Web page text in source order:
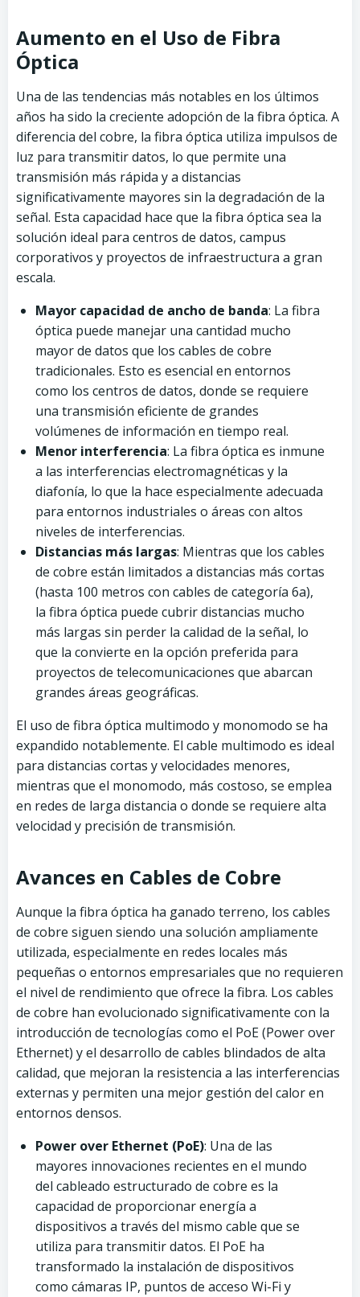
Aumento en el Uso de Fibra
Óptica
Una de las tendencias más notables en los últimos
años ha sido la creciente adopción de la fibra óptica. A
diferencia del cobre, la fibra óptica utiliza impulsos de
luz para transmitir datos, lo que permite una
transmisión más rápida y a distancias
significativamente mayores sin la degradación de la
señal. Esta capacidad hace que la fibra óptica sea la
solución ideal para centros de datos, campus
corporativos y proyectos de infraestructura a gran
escala.
Mayor capacidad de ancho de banda: La fibra
óptica puede manejar una cantidad mucho
mayor de datos que los cables de cobre
tradicionales. Esto es esencial en entornos
como los centros de datos, donde se requiere
una transmisión eficiente de grandes
volúmenes de información en tiempo real.
Menor interferencia: La fibra óptica es inmune
a las interferencias electromagnéticas y la
diafonía, lo que la hace especialmente adecuada
para entornos industriales o áreas con altos
niveles de interferencias.
Distancias más largas: Mientras que los cables
de cobre están limitados a distancias más cortas
(hasta 100 metros con cables de categoría 6a),
la fibra óptica puede cubrir distancias mucho
más largas sin perder la calidad de la señal, lo
que la convierte en la opción preferida para
proyectos de telecomunicaciones que abarcan
grandes áreas geográficas.
El uso de fibra óptica multimodo y monomodo se ha
expandido notablemente. El cable multimodo es ideal
para distancias cortas y velocidades menores,
mientras que el monomodo, más costoso, se emplea
en redes de larga distancia o donde se requiere alta
velocidad y precisión de transmisión.
Avances en Cables de Cobre
Aunque la fibra óptica ha ganado terreno, los cables
de cobre siguen siendo una solución ampliamente
utilizada, especialmente en redes locales más
pequeñas o entornos empresariales que no requieren
el nivel de rendimiento que ofrece la fibra. Los cables
de cobre han evolucionado significativamente con la
introducción de tecnologías como el PoE (Power over
Ethernet) y el desarrollo de cables blindados de alta
calidad, que mejoran la resistencia a las interferencias
externas y permiten una mejor gestión del calor en
entornos densos.
Power over Ethernet (PoE): Una de las
mayores innovaciones recientes en el mundo
del cableado estructurado de cobre es la
capacidad de proporcionar energía a
dispositivos a través del mismo cable que se
utiliza para transmitir datos. El PoE ha
transformado la instalación de dispositivos
como cámaras IP, puntos de acceso Wi-Fi y